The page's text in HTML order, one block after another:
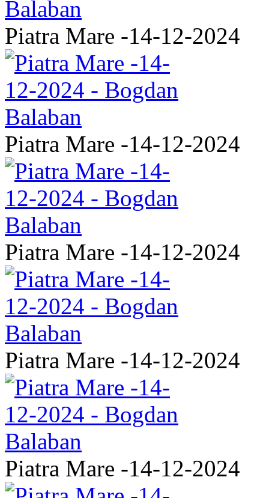
Piatra Mare -14-12-2024
Piatra Mare -14-12-2024
Piatra Mare -14-12-2024
Piatra Mare -14-12-2024
Piatra Mare -14-12-2024